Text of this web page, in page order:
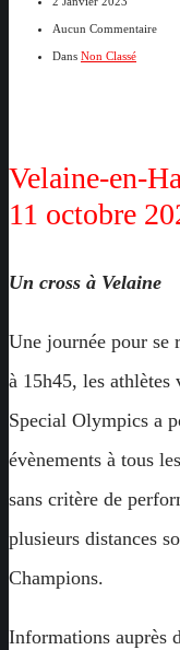
Aucun Commentaire
Dans Non Classé
Velaine-en-
11 octobre
Un cross à Velaine
Une journée pour se
à 15h45, les athlètes
Special Olympics a
évènements à tous
sans critère de
plusieurs distances
Champions.
Informations auprès